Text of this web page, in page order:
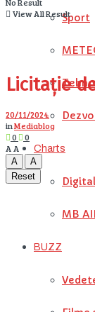
Sport
Charts
MB
BUZZ
View All Result
Licitație
20/11/2024
inMediablog
0
0
A A
A
A
Reset